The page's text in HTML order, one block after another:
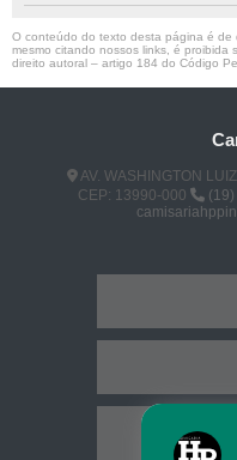
O conteúdo do texto desta página é de
mesmo citando nossos links, é proibida
direito autoral – artigo 184 do Código
AV. WASHINGTON
CEP: 13990-000